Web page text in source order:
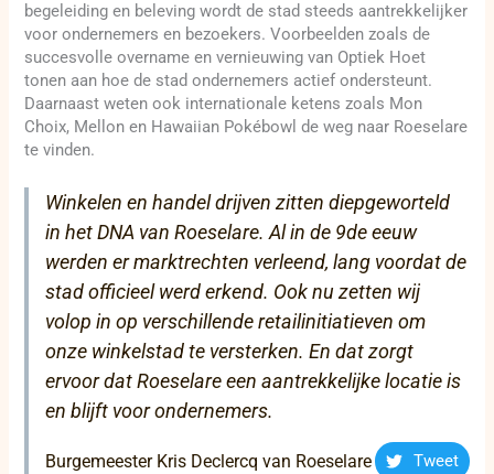
begeleiding en beleving wordt de stad steeds aantrekkelijker
voor ondernemers en bezoekers. Voorbeelden zoals de
succesvolle overname en vernieuwing van Optiek Hoet
tonen aan hoe de stad ondernemers actief ondersteunt.
Daarnaast weten ook internationale ketens zoals Mon
Choix, Mellon en Hawaiian Pokébowl de weg naar Roeselare
te vinden.
Winkelen en handel drijven zitten diepgeworteld
in het DNA van Roeselare. Al in de 9de eeuw
werden er marktrechten verleend, lang voordat de
stad officieel werd erkend. Ook nu zetten wij
volop in op verschillende retailinitiatieven om
onze winkelstad te versterken. En dat zorgt
ervoor dat Roeselare een aantrekkelijke locatie is
en blijft voor ondernemers.
Burgemeester Kris Declercq van Roeselare
Tweet